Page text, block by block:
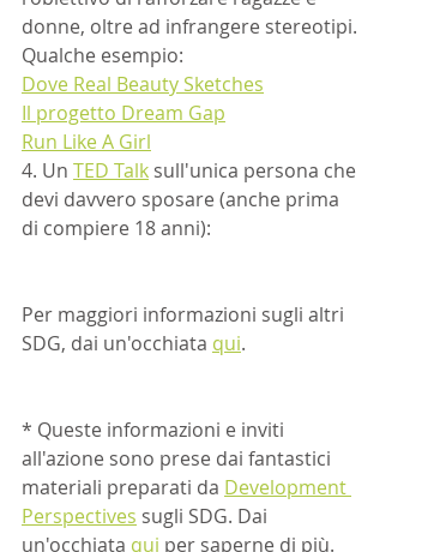
donne, oltre ad infrangere stereotipi.
Qualche esempio:
Dove Real Beauty Sketches
Il progetto Dream Gap
Run Like A Girl
4. Un TED Talk sull'unica persona che
devi davvero sposare (anche prima
di compiere 18 anni):
Per maggiori informazioni sugli altri
SDG, dai un'occhiata qui.
* Queste informazioni e inviti
all'azione sono prese dai fantastici
materiali preparati da Development
Perspectives sugli SDG. Dai
un'occhiata qui per saperne di più.